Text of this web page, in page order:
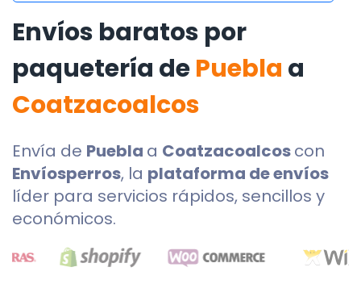
Envíos baratos por
paquetería dePuebla a
Coatzacoalcos
Envía de Puebla a Coatzacoalcoscon
Envíosperros, la plataforma de envíos
líder para servicios rápidos, sencillos y
económicos.